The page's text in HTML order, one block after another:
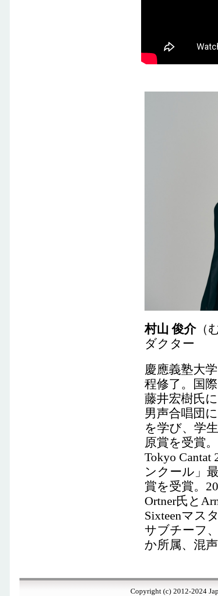
村山 俊介（
ダクター
慶應義塾大
程修了。国
藤井宏樹氏
男声合唱団
を学び、学
原賞を受賞
Tokyo
ンクール」
賞を受賞。
Ortner氏と
Sixteenマス
サブチーフ
か所属、混